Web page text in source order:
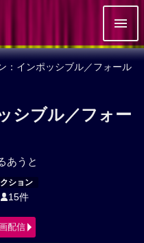
：インポッシブル／フォール
シブル／フォー
あうと
ション
15件
配信